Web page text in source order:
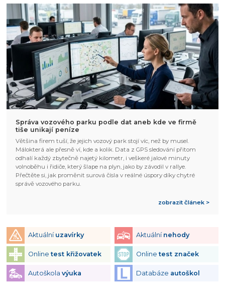
Správa vozového parku podle dat aneb kde ve firmě
tiše unikají peníze
Většina firem tuší, že jejich vozový park stojí víc, než by musel.
Málokterá ale přesně ví, kde a kolik. Data z GPS sledování přitom
odhalí každý zbytečně najetý kilometr, i veškeré jalové minuty
volnoběhu i řidiče, který šlape na plyn, jako by závodil v rallye.
Přečtěte si, jak proměnit surová čísla v reálné úspory díky chytré
správě vozového parku.
zobrazit článek >
Aktuální uzavírky Aktuální nehody
Onlinetest křižovatek Onlinetest značek
Autoškola výuka Databáze autoškol